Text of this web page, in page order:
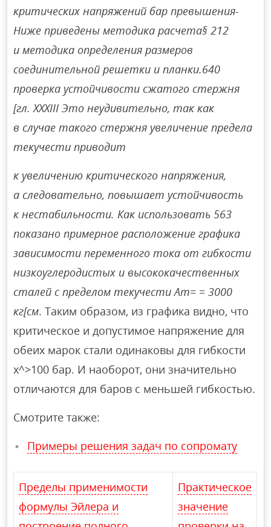
критических напряжений бар превышения-
Ниже приведены методика расчета§ 212
и методика определения размеров
соединительной решетки и планки.640
проверка устойчивости сжатого стержня
[гл. XXXIII Это неудивительно, так как
в случае такого стержня увеличение предела
текучести приводит
к увеличению критического напряжения,
а следовательно, повышает устойчивость
к нестабильности. Как использовать 563
показано примерное расположение графика
зависимости переменного тока от гибкости
низкоуглеродистых и высококачественных
сталей с пределом текучести Ат= = 3000
кг[см. Таким образом, из графика видно, что
критическое и допустимое напряжение для
обеих марок стали одинаковы для гибкости
х^>100 бар. И наоборот, они значительно
отличаются для баров с меньшей гибкостью.
Смотрите также:
Примеры решения задач по сопромату
Пределы применимости
формулы Эйлера и
Практическое
значение